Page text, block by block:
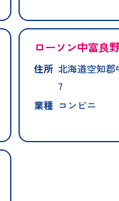
ローソン中富良
住所 北海道空知
7
業種 コンビニ